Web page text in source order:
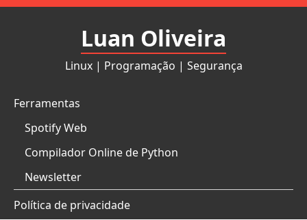
Pular
Luan Oliveira
Linux | Programação | Segurança
Ferramentas
Spotify Web
Compilador Online de Python
Newsletter
Política de privacidade